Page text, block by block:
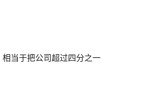
当于把公司超过四分之一